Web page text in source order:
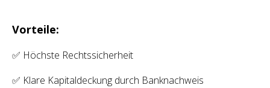
Vorteile:
✅ Höchste Rechtssicherheit
✅ Klare Kapitaldeckung durch Banknachweis